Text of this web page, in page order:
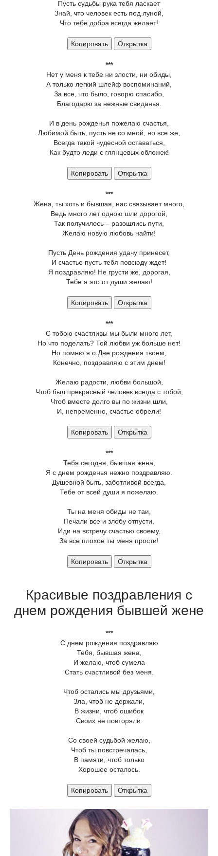
Пусть судьбы рука тебя ласкает
Знай, что человек есть под луной,
Что тебе добра всегда желает!
Копировать Открытка
***
Нет у меня к тебе ни злости, ни обиды,
А только легкий шлейф воспоминаний,
За все, что было, говорю спасибо,
Благодарю за нежные свиданья.
И в день рожденья пожелаю счастья,
Любимой быть, пусть не со мной, но все же,
Всегда такой чудесной оставаться,
Как будто леди с глянцевых обложек!
Копировать Открытка
***
Жена, ты хоть и бывшая, нас связывает много,
Ведь много лет одною шли дорогой,
Так получилось – разошлись пути,
Желаю новую любовь найти!
Пусть День рождения удачу принесет,
И счастье пусть тебя повсюду ждет!
Я поздравляю! Не грусти же, дорогая,
Тебе я это от души желаю!
Копировать Открытка
***
С тобою счастливы мы были много лет,
Но что поделать? Той любви уж больше нет!
Но помню я о Дне рождения твоем,
Конечно, поздравляю с этим днем!
Желаю радости, любви большой,
Чтоб был прекрасный человек всегда с тобой,
Чтоб вместе долго вы по жизни шли,
И, непременно, счастье обрели!
Копировать Открытка
***
Тебя сегодня, бывшая жена,
Я с днем рожденья нежно поздравляю.
Душевной быть, заботливой всегда,
Тебе от всей души я пожелаю.
Ты на меня обиды не таи,
Печали все и злобу отпусти.
Иди на встречу счастью своему,
За все плохое ты меня прости!
Копировать Открытка
Красивые поздравления с
днем рождения бывшей жене
***
С днем рождения поздравляю
Тебя, бывшая жена,
И желаю, чтоб сумела
Стать счастливой без меня.
Чтоб остались мы друзьями,
Зла, чтоб не держали,
В жизни, чтоб ошибок
Своих не повторяли.
Со своей судьбой желаю,
Чтоб ты повстречалась,
В памяти, чтоб только
Хорошее осталось.
Копировать Открытка